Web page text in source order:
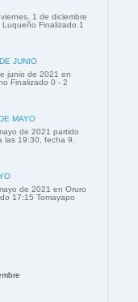
1 de diciembre
Finalizado 1
JUNIO
junio de 2021 en
Finalizado 0 - 2
MAYO
de 2021 partido
las 19:30, fecha 9.
de 2021 en Oruro
17:15 Tomayapo